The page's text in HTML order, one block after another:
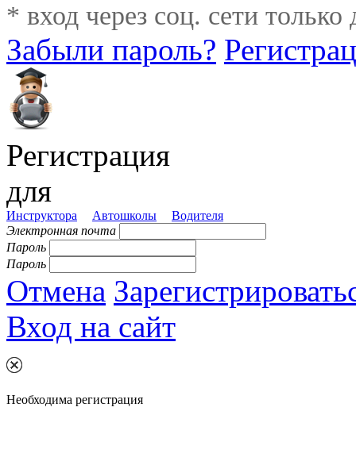
* вход через соц. сети
Забыли пароль?
Регистрация
для
Инструктора Автошколы
Водителя
Электронная почта
Пароль
Пароль
Отмена
Вход на сайт
Необходима регистрация